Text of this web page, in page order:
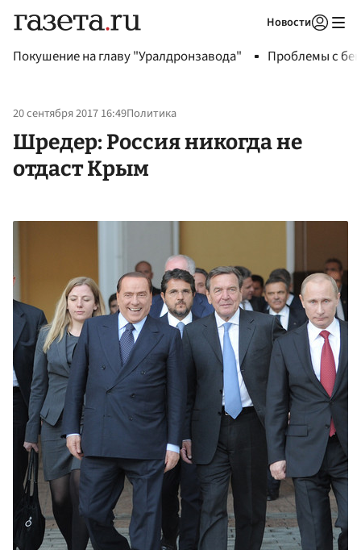
Новости
Покушение на главу "Уралдронзавода" Проблемы с
20 сентября 2017 16:49Политика
Шредер: Россия никогда не
отдаст Крым